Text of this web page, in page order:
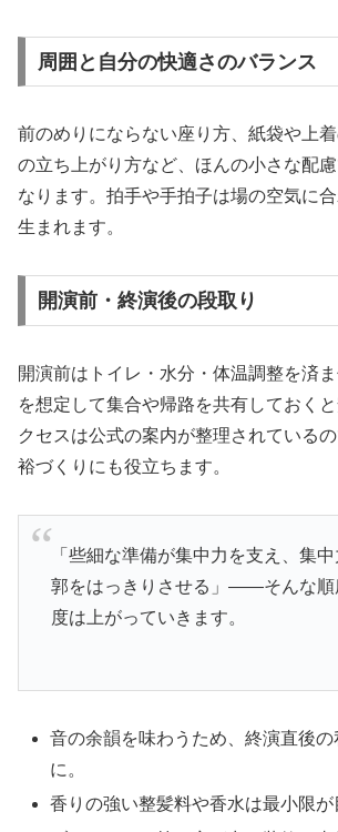
周囲と自分の快適さのバランス
前のめりにならない座り方、紙袋や上
の立ち上がり方など、ほんの小さな配
なります。拍手や手拍子は場の空気に
生まれます。
開演前・終演後の段取り
開演前はトイレ・水分・体温調整を済
を想定して集合や帰路を共有しておく
クセスは公式の案内が整理されている
裕づくりにも役立ちます。
「些細な準備が集中力を支え、集
郭をはっきりさせる」——そんな順
度は上がっていきます。
音の余韻を味わうため、終演直後
に。
香りの強い整髪料や香水は最小限が